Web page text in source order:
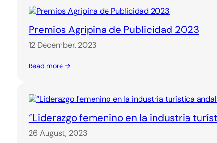
Premios Agripina de Publicidad 2023
12 December, 2023
Read more →
“Liderazgo femenino en la industria
26 August, 2023